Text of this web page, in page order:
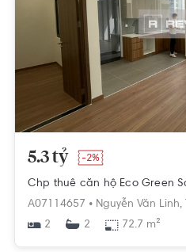
5.3 tỷ -2%
A07114657 • Nguyễn Văn Linh,
2
2 72.7 m²